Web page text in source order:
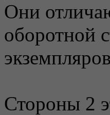
Они
оборотной
Стороны 2